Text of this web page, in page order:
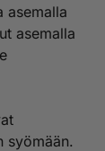
asemalla
asemalla
syömään.